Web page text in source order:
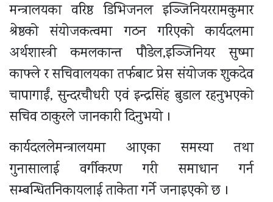
मन्त्रालयका वरिष्ठ डिभिजनल इञ्जिनियररामकुमार
श्रेष्ठको संयोजकत्वमा गठन गरिएको कार्यदलमा
अर्थशास्त्री कमलकान्त पौडेल,इञ्जिनियर सुष्मा
काफ्ले र सचिवालयका तर्फबाट प्रेस संयोजक शुकदेव
चापागाईं, सुन्दरचौधरी एवं इन्द्रसिंह बुडाल रहनुभएको
सचिव ठाकुरले जानकारी दिनुभयो ।
कार्यदललेमन्त्रालयमा आएका समस्या तथा
गुनासालाई वर्गीकरण गरी समाधान गर्न
सम्बन्धितनिकायलाई ताकेता गर्ने जनाइएको छ ।